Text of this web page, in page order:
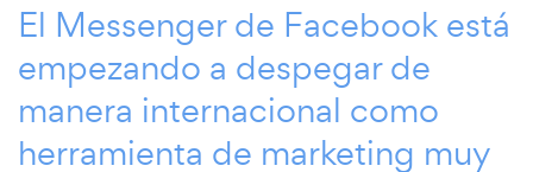
El Messenger de Facebook está
empezando a despegar de
manera internacional como
herramienta de marketing muy